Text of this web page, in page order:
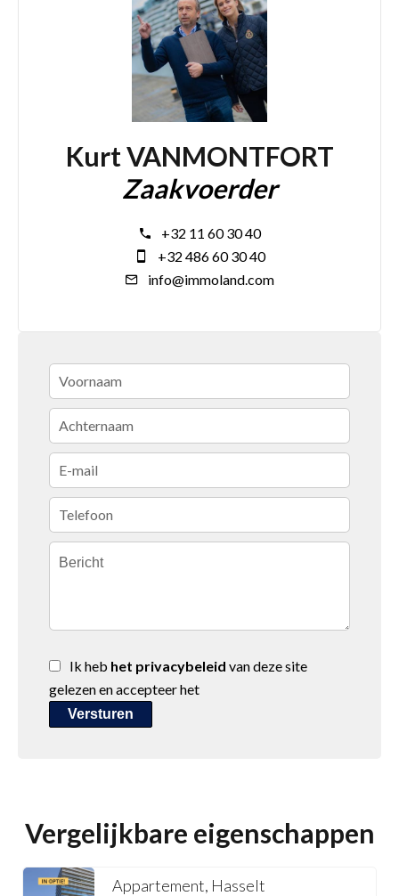
Kurt VANMONTFORT
Zaakvoerder
+32 11 60 30 40
+32 486 60 30 40
info@immoland.com
Ik heb het privacybeleid van deze site
gelezen en accepteer het
Versturen
Vergelijkbare eigenschappen
Appartement, Hasselt